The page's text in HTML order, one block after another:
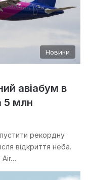
Новини
авіабум в
5 млн
рекордну
відкриття неба.
Air…